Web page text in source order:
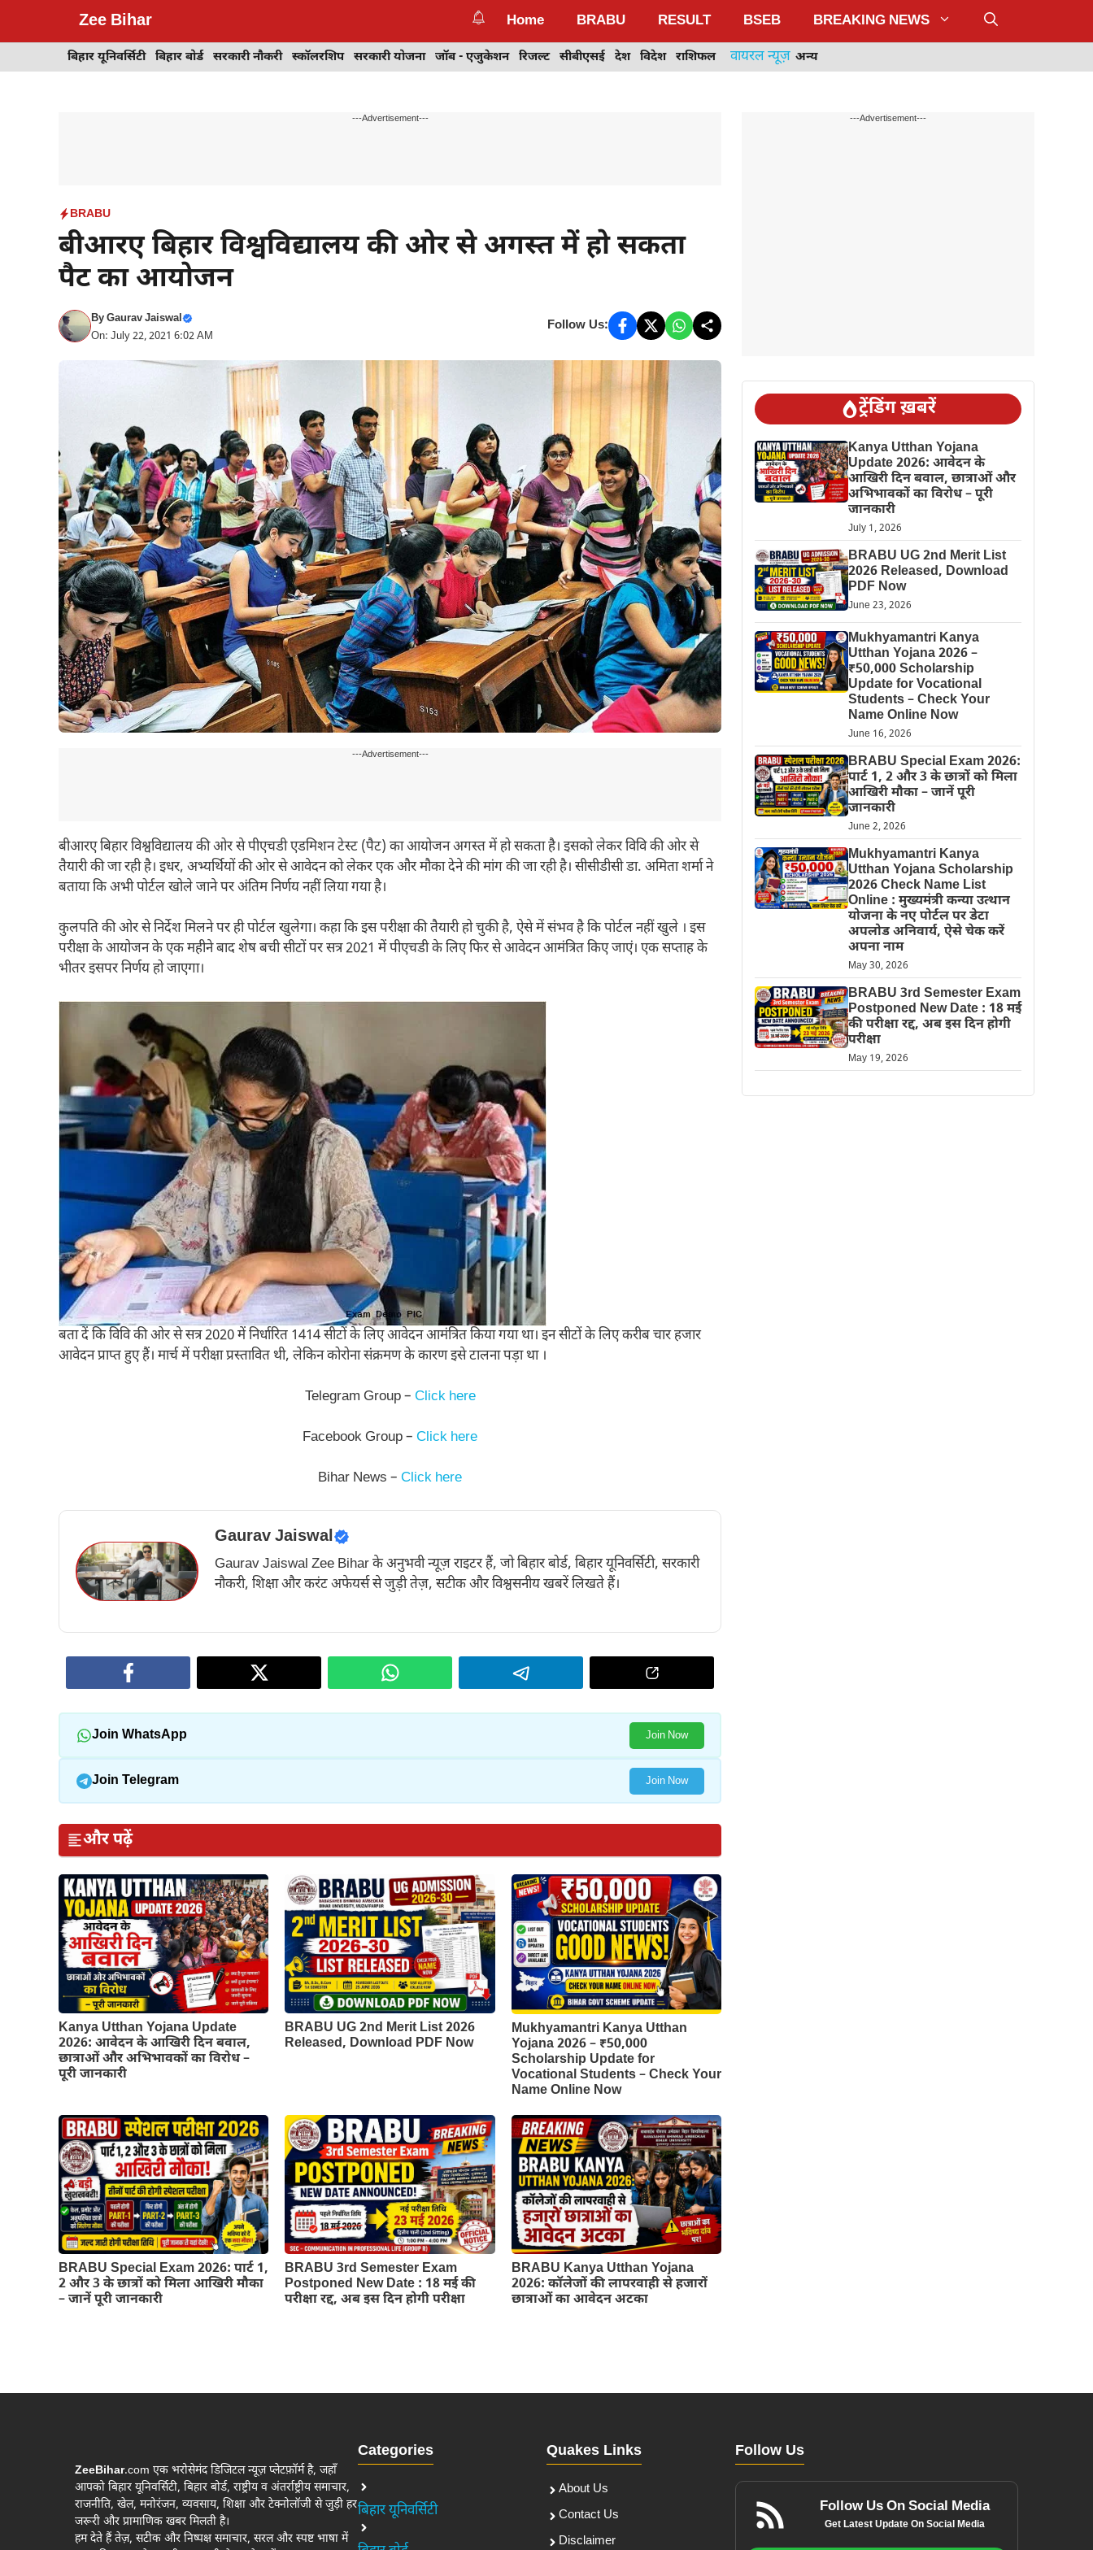
Zee Bihar Home BRABU RESULT BSEB BREAKING NEWS
बिहार यूनिवर्सिटी बिहार बोर्ड सरकारी नौकरी स्कॉलरशिप सरकारी योजना जॉब - एजुकेशन रिजल्ट सीबीएसई देश विदेश राशिफल वायरल न्यूज़ अन्य
---Advertisement---
BRABU
बीआरए बिहार विश्वविद्यालय की ओर से अगस्त में हो सकता
पैट का आयोजन
ByGaurav Jaiswal
On: July 22, 2021 6:02 AM
Follow Us:
---Advertisement---
बीआरए बिहार विश्वविद्यालय की ओर से पीएचडी एडमिशन टेस्ट (पैट) का आयोजन अगस्त में हो सकता है। इसको लेकर विवि की ओर से
तैयारी की जा रही है। इधर, अभ्यर्थियों की ओर से आवेदन को लेकर एक और मौका देने की मांग की जा रही है। सीसीडीसी डा. अमिता शर्मा ने
बताया कि अभी पोर्टल खोले जाने पर अंतिम निर्णय नहीं लिया गया है।
कुलपति की ओर से निर्देश मिलने पर ही पोर्टल खुलेगा। कहा कि इस परीक्षा की तैयारी हो चुकी है, ऐसे में संभव है कि पोर्टल नहीं खुले । इस
परीक्षा के आयोजन के एक महीने बाद शेष बची सीटों पर सत्र 2021 में पीएचडी के लिए फिर से आवेदन आमंत्रित किए जाएं। एक सप्ताह के
भीतर इसपर निर्णय हो जाएगा।
बता दें कि विवि की ओर से सत्र 2020 में निर्धारित 1414 सीटों के लिए आवेदन आमंत्रित किया गया था। इन सीटों के लिए करीब चार हजार
आवेदन प्राप्त हुए हैं। मार्च में परीक्षा प्रस्तावित थी, लेकिन कोरोना संक्रमण के कारण इसे टालना पड़ा था ।
Telegram Group – Click here
Facebook Group – Click here
Bihar News – Click here
Gaurav Jaiswal
Gaurav Jaiswal Zee Bihar के अनुभवी न्यूज़ राइटर हैं, जो बिहार बोर्ड, बिहार यूनिवर्सिटी, सरकारी
नौकरी, शिक्षा और करंट अफेयर्स से जुड़ी तेज़, सटीक और विश्वसनीय खबरें लिखते हैं।
Join WhatsApp Join Now
Join Telegram Join Now
और पढ़ें
Kanya Utthan Yojana Update
2026: आवेदन के आखिरी दिन बवाल,
छात्राओं और अभिभावकों का विरोध –
पूरी जानकारी
BRABU UG 2nd Merit List 2026
Released, Download PDF Now
Mukhyamantri Kanya Utthan
Yojana 2026 – ₹50,000
Scholarship Update for
Vocational Students – Check Your
Name Online Now
BRABU Special Exam 2026: पार्ट 1,
2 और 3 के छात्रों को मिला आखिरी मौका
– जानें पूरी जानकारी
BRABU 3rd Semester Exam
Postponed New Date : 18 मई की
परीक्षा रद्द, अब इस दिन होगी परीक्षा
BRABU Kanya Utthan Yojana
2026: कॉलेजों की लापरवाही से हजारों
छात्राओं का आवेदन अटका
---Advertisement---
ट्रेंडिंग ख़बरें
Kanya Utthan Yojana
Update 2026: आवेदन के
आखिरी दिन बवाल, छात्राओं और
अभिभावकों का विरोध – पूरी
जानकारी
July 1, 2026
BRABU UG 2nd Merit List
2026 Released, Download
PDF Now
June 23, 2026
Mukhyamantri Kanya
Utthan Yojana 2026 –
₹50,000 Scholarship
Update for Vocational
Students – Check Your
Name Online Now
June 16, 2026
BRABU Special Exam 2026:
पार्ट 1, 2 और 3 के छात्रों को मिला
आखिरी मौका – जानें पूरी
जानकारी
June 2, 2026
Mukhyamantri Kanya
Utthan Yojana Scholarship
2026 Check Name List
Online : मुख्यमंत्री कन्या उत्थान
योजना के नए पोर्टल पर डेटा
अपलोड अनिवार्य, ऐसे चेक करें
अपना नाम
May 30, 2026
BRABU 3rd Semester Exam
Postponed New Date : 18 मई
की परीक्षा रद्द, अब इस दिन होगी
परीक्षा
May 19, 2026
ZeeBihar.com एक भरोसेमंद डिजिटल न्यूज़ प्लेटफ़ॉर्म है, जहाँ
आपको बिहार यूनिवर्सिटी, बिहार बोर्ड, राष्ट्रीय व अंतर्राष्ट्रीय समाचार,
राजनीति, खेल, मनोरंजन, व्यवसाय, शिक्षा और टेक्नोलॉजी से जुड़ी हर
जरूरी और प्रामाणिक खबर मिलती है।
हम देते हैं तेज़, सटीक और निष्पक्ष समाचार, सरल और स्पष्ट भाषा में
Categories
बिहार यूनिवर्सिटी
Quakes Links
About Us
Contact Us
Disclaimer
Follow Us
Follow Us On Social Media
Get Latest Update On Social Media